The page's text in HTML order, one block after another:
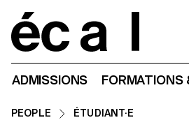
ADMISSIONS FORMATIONS
PEOPLE ÉTUDIANT·E